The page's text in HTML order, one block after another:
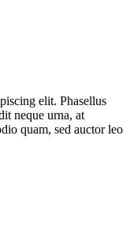
elit. Phasellus
neque urna, at
quam, sed auctor leo